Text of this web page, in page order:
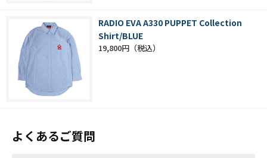
RADIO EVA A330 PUPPET Collection
Shirt/BLUE
19,800円
よくあるご質問